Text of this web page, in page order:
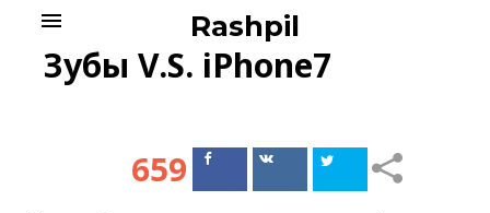
content
Rashpil
menu
Зубы V.S. iPhone7
659
ПоделитьсяПоделиться